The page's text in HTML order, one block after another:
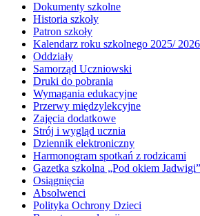
Dokumenty szkolne
Historia szkoły
Patron szkoły
Kalendarz roku szkolnego 2025/ 2026
Oddziały
Samorząd Uczniowski
Druki do pobrania
Wymagania edukacyjne
Przerwy międzylekcyjne
Zajęcia dodatkowe
Strój i wygląd ucznia
Dziennik elektroniczny
Harmonogram spotkań z rodzicami
Gazetka szkolna „Pod okiem Jadwigi”
Osiągnięcia
Absolwenci
Polityka Ochrony Dzieci